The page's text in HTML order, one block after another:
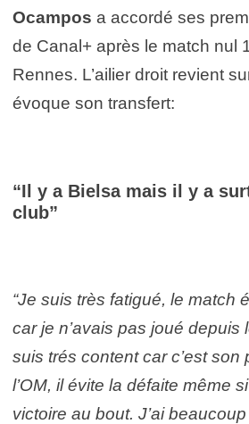
Ocampos a accordé ses
de Canal+ après le match nul
Rennes. L’ailier droit revient
évoque son transfert:
“Il y a Bielsa mais il y a
club”
“Je suis très fatigué, le match
car je n’avais pas joué depuis
suis trés content car c’est son
l’OM, il évite la défaite même
victoire au bout. J’ai